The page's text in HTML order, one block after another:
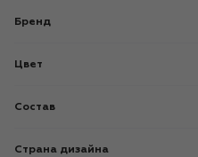
Бренд
Цвет
Состав
Страна дизайна